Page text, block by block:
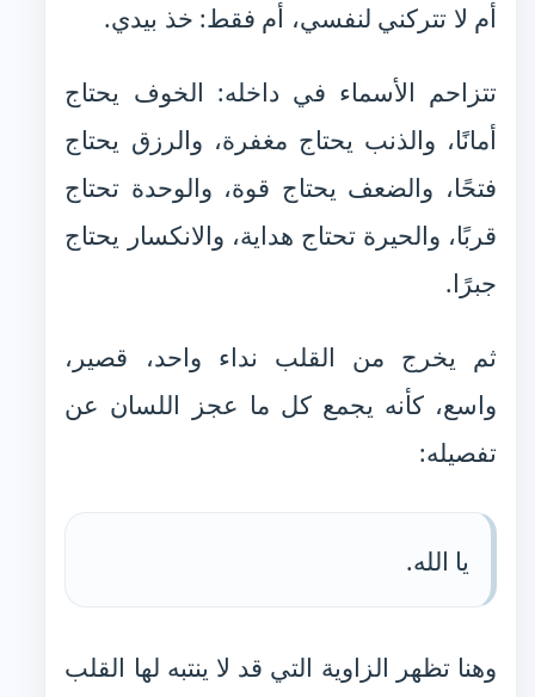
أم لا تتركني لنفسي، أم فقط: خذ بيدي.
تتزاحم الأسماء في داخله: الخوف يحتاج
أمانًا، والذنب يحتاج مغفرة، والرزق يحتاج
فتحًا، والضعف يحتاج قوة، والوحدة تحتاج
قربًا، والحيرة تحتاج هداية، والانكسار يحتاج
جبرًا.
ثم يخرج من القلب نداء واحد، قصير،
واسع، كأنه يجمع كل ما عجز اللسان عن
تفصيله:
يا الله.
وهنا تظهر الزاوية التي قد لا ينتبه لها القلب